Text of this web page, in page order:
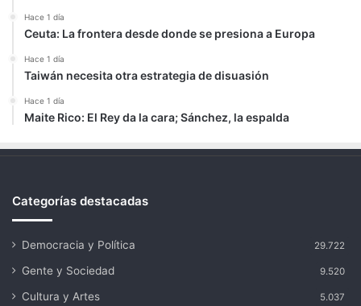
Hace 1 día
Ceuta: La frontera desde donde se presiona a Europa
Hace 1 día
Taiwán necesita otra estrategia de disuasión
Hace 1 día
Maite Rico: El Rey da la cara; Sánchez, la espalda
Categorías destacadas
Democracia y Política 29.722
Gente y Sociedad 9.520
Cultura y Artes 5.037